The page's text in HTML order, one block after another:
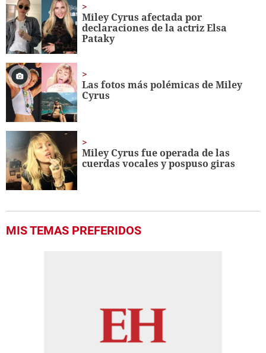
Miley Cyrus afectada por
declaraciones de la actriz Elsa
Pataky
Las fotos más polémicas de Miley
Cyrus
Miley Cyrus fue operada de las
cuerdas vocales y pospuso giras
MIS TEMAS PREFERIDOS